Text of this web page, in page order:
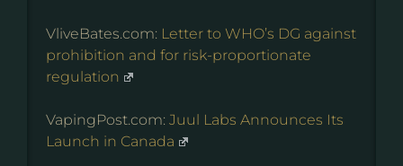
VliveBates.com: Letter to WHO’s DG against
prohibition and for risk-proportionate
regulation
VapingPost.com: Juul Labs Announces Its
Launch in Canada